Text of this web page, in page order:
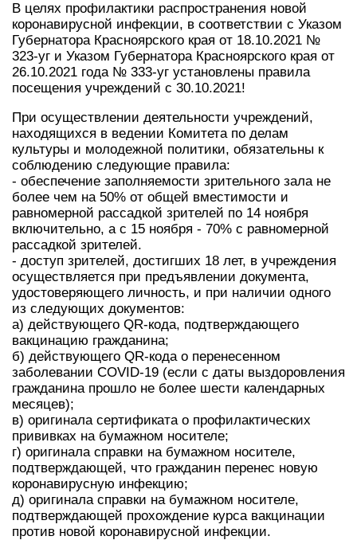
В целях профилактики распространения новой
коронавирусной инфекции, в соответствии с Указом
Губернатора Красноярского края от 18.10.2021 №
323-уг и Указом Губернатора Красноярского края от
26.10.2021 года № 333-уг установлены правила
посещения учреждений с 30.10.2021!
При осуществлении деятельности учреждений,
находящихся в ведении Комитета по делам
культуры и молодежной политики, обязательны к
соблюдению следующие правила:
- обеспечение заполняемости зрительного зала не
более чем на 50% от общей вместимости и
равномерной рассадкой зрителей по 14 ноября
включительно, а с 15 ноября - 70% с равномерной
рассадкой зрителей.
- доступ зрителей, достигших 18 лет, в учреждения
осуществляется при предъявлении документа,
удостоверяющего личность, и при наличии одного
из следующих документов:
а) действующего QR-кода, подтверждающего
вакцинацию гражданина;
б) действующего QR-кода о перенесенном
заболевании COVID-19 (если с даты выздоровления
гражданина прошло не более шести календарных
месяцев);
в) оригинала сертификата о профилактических
прививках на бумажном носителе;
г) оригинала справки на бумажном носителе,
подтверждающей, что гражданин перенес новую
коронавирусную инфекцию;
д) оригинала справки на бумажном носителе,
подтверждающей прохождение курса вакцинации
против новой коронавирусной инфекции.